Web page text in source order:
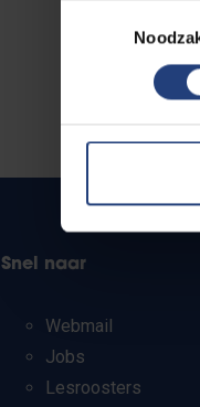
Snel naar
Webmail
Jobs
Lesroosters